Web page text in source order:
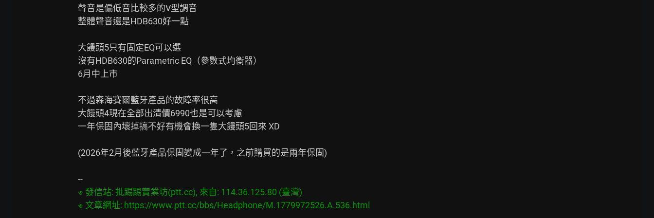
聲音是偏低音比較多的V型調音
整體聲音還是HDB630好一點
大饅頭5只有固定EQ可以選
沒有HDB630的Parametric EQ（參數式均衡器）
6月中上市
不過森海賽爾藍牙產品的故障率很高
大饅頭4現在全部出清價6990也是可以考慮
一年保固內壞掉搞不好有機會換一隻大饅頭5回來 XD
(2026年2月後藍牙產品保固變成一年了，之前購買的是兩年保固)
※ 發信站: 批踢踢實業坊(ptt.cc), 來自: 114.36.125.80 (臺灣)
※ 文章網址: https://www.ptt.cc/bbs/Headphone/M.1779972526.A.536.html